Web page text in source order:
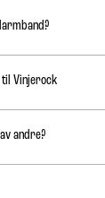
til Vinjerock
andre?